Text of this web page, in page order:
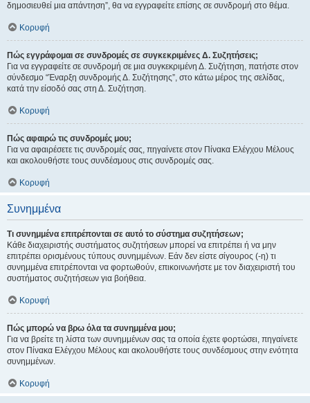
δημοσιευθεί μια απάντηση”, θα να εγγραφείτε επίσης σε συνδρομή στο θέμα.
Κορυφή
Πώς εγγράφομαι σε συνδρομές σε συγκεκριμένες Δ. Συζητήσεις;
Για να εγγραφείτε σε συνδρομή σε μια συγκεκριμένη Δ. Συζήτηση, πατήστε στον
σύνδεσμο “Έναρξη συνδρομής Δ. Συζήτησης”, στο κάτω μέρος της σελίδας,
κατά την είσοδό σας στη Δ. Συζήτηση.
Κορυφή
Πώς αφαιρώ τις συνδρομές μου;
Για να αφαιρέσετε τις συνδρομές σας, πηγαίνετε στον Πίνακα Ελέγχου Μέλους
και ακολουθήστε τους συνδέσμους στις συνδρομές σας.
Κορυφή
Συνημμένα
Τι συνημμένα επιτρέπονται σε αυτό το σύστημα συζητήσεων;
Κάθε διαχειριστής συστήματος συζητήσεων μπορεί να επιτρέπει ή να μην
επιτρέπει ορισμένους τύπους συνημμένων. Εάν δεν είστε σίγουρος (-η) τι
συνημμένα επιτρέπονται να φορτωθούν, επικοινωνήστε με τον διαχειριστή του
συστήματος συζητήσεων για βοήθεια.
Κορυφή
Πώς μπορώ να βρω όλα τα συνημμένα μου;
Για να βρείτε τη λίστα των συνημμένων σας τα οποία έχετε φορτώσει, πηγαίνετε
στον Πίνακα Ελέγχου Μέλους και ακολουθήστε τους συνδέσμους στην ενότητα
συνημμένων.
Κορυφή